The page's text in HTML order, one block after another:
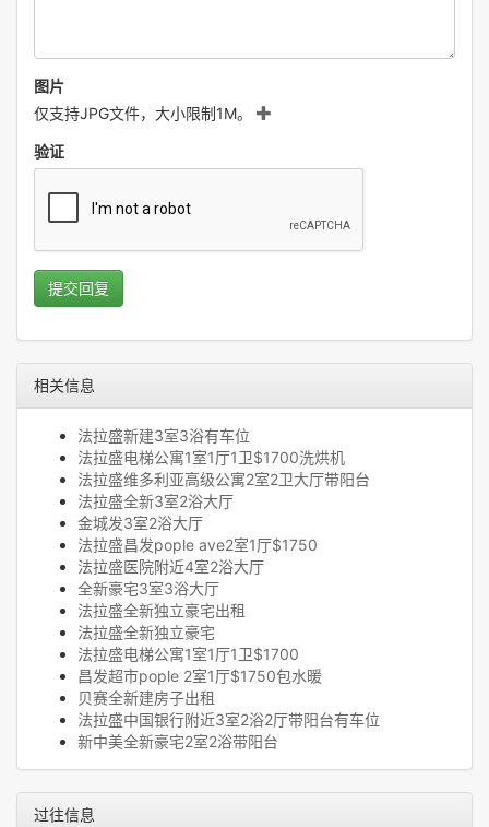
图片
仅支持JPG文件，大小限制1M。
验证
提交回复
相关信息
法拉盛新建3室3浴有车位
法拉盛电梯公寓1室1厅1卫$1700洗烘机
法拉盛维多利亚高级公寓2室2卫大厅带阳台
法拉盛全新3室2浴大厅
金城发3室2浴大厅
法拉盛昌发pople ave2室1厅$1750
法拉盛医院附近4室2浴大厅
全新豪宅3室3浴大厅
法拉盛全新独立豪宅出租
法拉盛全新独立豪宅
法拉盛电梯公寓1室1厅1卫$1700
昌发超市pople 2室1厅$1750包水暖
贝赛全新建房子出租
法拉盛中国银行附近3室2浴2厅带阳台有车位
新中美全新豪宅2室2浴带阳台
过往信息